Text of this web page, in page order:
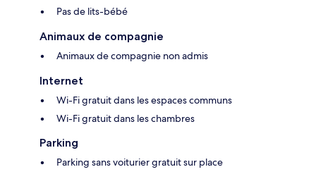
Pas de lits-bébé
Animaux de compagnie
Animaux de compagnie non admis
Internet
Wi-Fi gratuit dans les espaces communs
Wi-Fi gratuit dans les chambres
Parking
Parking sans voiturier gratuit sur place